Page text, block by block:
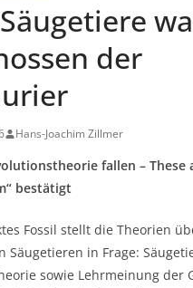
der
Hans-Joachim Zillmer
fallen – These
bestätigt
Fossil stellt die Theorien
Säugetieren in Frage:
sowie Lehrmeinung der